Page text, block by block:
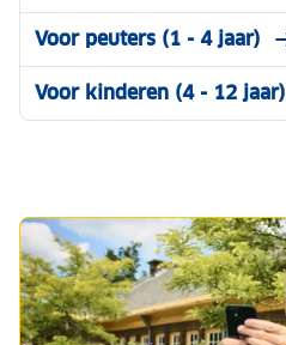
Voor peuters (1 - 4 jaar)
Voor kinderen (4 - 12 jaar)